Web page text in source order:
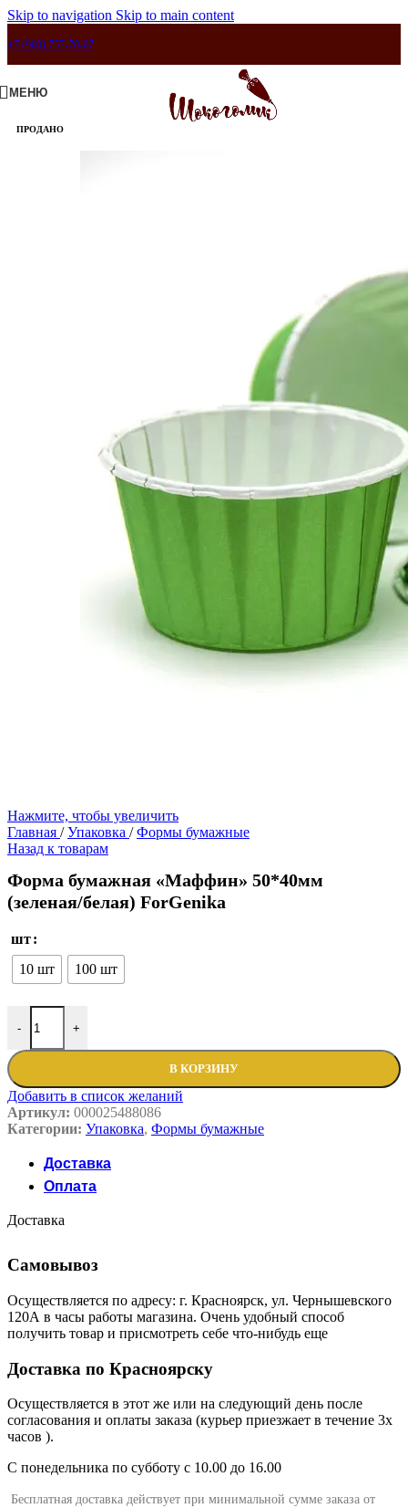
Skip to navigation Skip to main content
+7 (960) 757-70-07
МЕНЮ
ПРОДАНО
Нажмите, чтобы увеличить
Главная / Упаковка / Формы бумажные
Назад к товарам
Форма бумажная «Маффин» 50*40мм
(зеленая/белая) ForGenika
шт
10 шт
100 шт
- +
В КОРЗИНУ
Добавить в список желаний
Артикул: 000025488086
Категории: Упаковка, Формы бумажные
Доставка
Оплата
Доставка
Самовывоз
Осуществляется по адресу: г. Красноярск, ул. Чернышевского
120А в часы работы магазина. Очень удобный способ
получить товар и присмотреть себе что-нибудь еще
Доставка по Красноярску
Осуществляется в этот же или на следующий день после
согласования и оплаты заказа (курьер приезжает в течение 3х
часов ).
С понедельника по субботу с 10.00 до 16.00
Бесплатная доставка действует при минимальной сумме заказа от